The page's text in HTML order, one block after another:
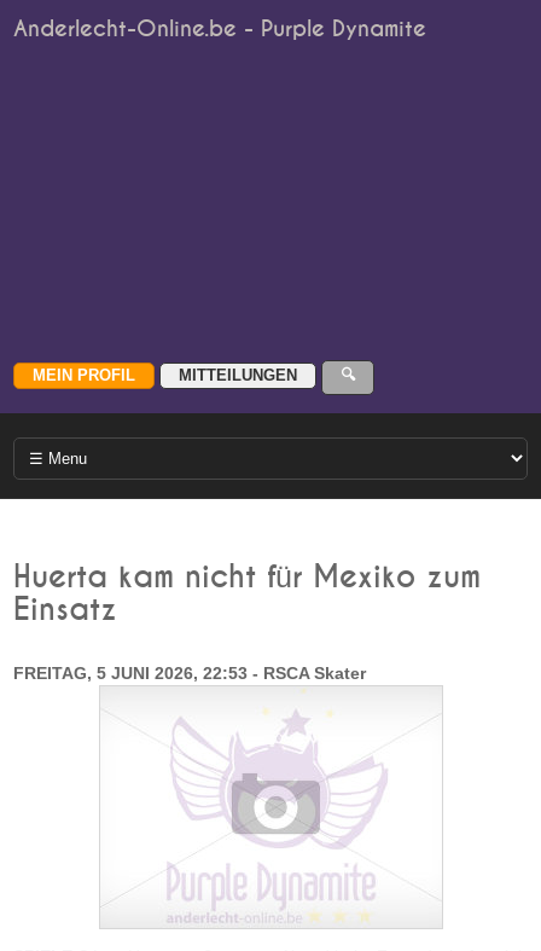
Anderlecht-Online.be - Purple Dynamite
Huerta kam nicht für Mexiko zum
Einsatz
FREITAG, 5 JUNI 2026, 22:53 - RSCA Skater